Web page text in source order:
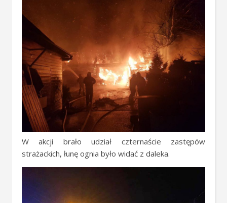
W akcji brało udział czternaście zastępów
strażackich, łunę ognia było widać z daleka.